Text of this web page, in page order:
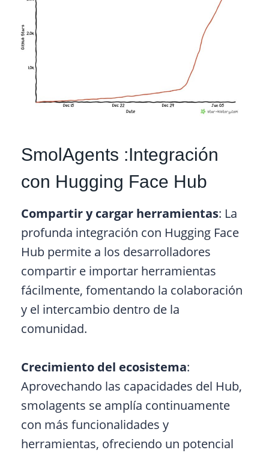
SmolAgents :Integración
con Hugging Face Hub
Compartir y cargar herramientas: La
profunda integración con Hugging Face
Hub permite a los desarrolladores
compartir e importar herramientas
fácilmente, fomentando la colaboración
y el intercambio dentro de la
comunidad.
Crecimiento del ecosistema:
Aprovechando las capacidades del Hub,
smolagents se amplía continuamente
con más funcionalidades y
herramientas, ofreciendo un potencial